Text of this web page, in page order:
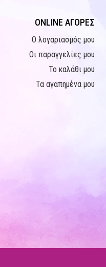
ONLINE ΑΓΟΡΕΣ
Ο λογαριασμός μου
Οι παραγγελίες μου
Το καλάθι μου
Τα αγαπημένα μου